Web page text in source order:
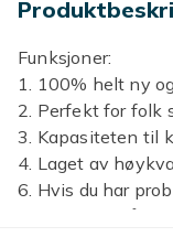
Funksjoner:
1. 100% helt ny
2. Perfekt for folk
3. Kapasiteten til
4. Laget av
6. Hvis du har
kontakt oss så